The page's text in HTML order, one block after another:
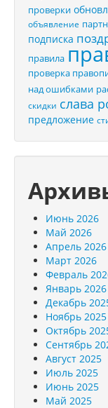
проверки
объявление
подписка
правила
проверка
над ошибками
скидки слава
предложение
Июнь 2026
Май 2026
Апрель 2026
Март 2026
Февраль
Январь 2026
Декабрь
Ноябрь 2025
Октябрь
Сентябрь
Август 2025
Июль 2025
Июнь 2025
Май 2025